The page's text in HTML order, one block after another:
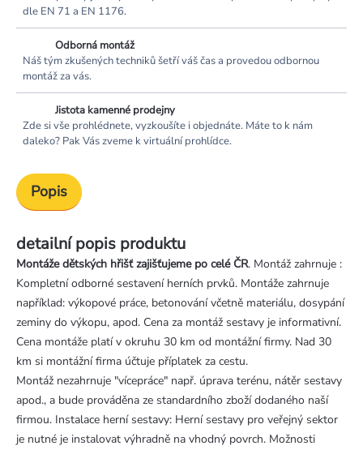
dle EN 71 a EN 1176.
Odborná montáž
Náš tým zkušených techniků šetří váš čas a provedou odbornou
montáž za vás.
Jistota kamenné prodejny
Zde si vše prohlédnete, vyzkoušíte i objednáte. Máte to k nám
daleko? Pak Vás zveme k virtuální prohlídce.
Popis
detailní popis produktu
Montáže dětských hřišť zajišťujeme po celé ČR. Montáž zahrnuje :
Kompletní odborné sestavení herních prvků. Montáže zahrnuje
například: výkopové práce, betonování včetně materiálu, dosypání
zeminy do výkopu, apod. Cena za montáž sestavy je informativní.
Cena montáže platí v okruhu 30 km od montážní firmy. Nad 30
km si montážní firma účtuje příplatek za cestu.
Montáž nezahrnuje "vícepráce" např. úprava terénu, nátěr sestavy
apod., a bude prováděna ze standardního zboží dodaného naší
firmou. Instalace herní sestavy: Herní sestavy pro veřejný sektor
je nutné je instalovat výhradně na vhodný povrch. Možnosti